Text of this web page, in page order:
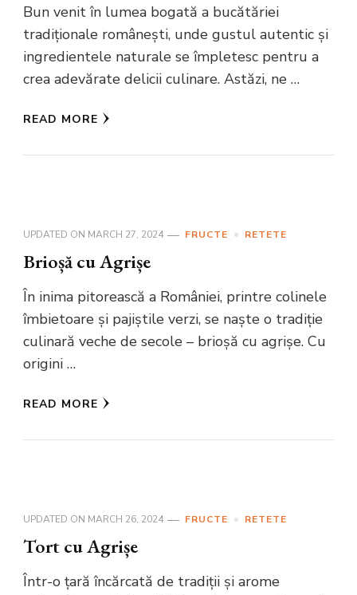
Bun venit în lumea bogată a bucătăriei
tradiționale românești, unde gustul autentic și
ingredientele naturale se împletesc pentru a
crea adevărate delicii culinare. Astăzi, ne …
READ MORE
UPDATED ON MARCH 27, 2024 FRUCTE RETETE
Brioșă cu Agrișe
În inima pitorească a României, printre colinele
îmbietoare și pajiștile verzi, se naște o tradiție
culinară veche de secole – brioșă cu agrișe. Cu
origini …
READ MORE
UPDATED ON MARCH 26, 2024 FRUCTE RETETE
Tort cu Agrișe
Într-o țară încărcată de tradiții și arome